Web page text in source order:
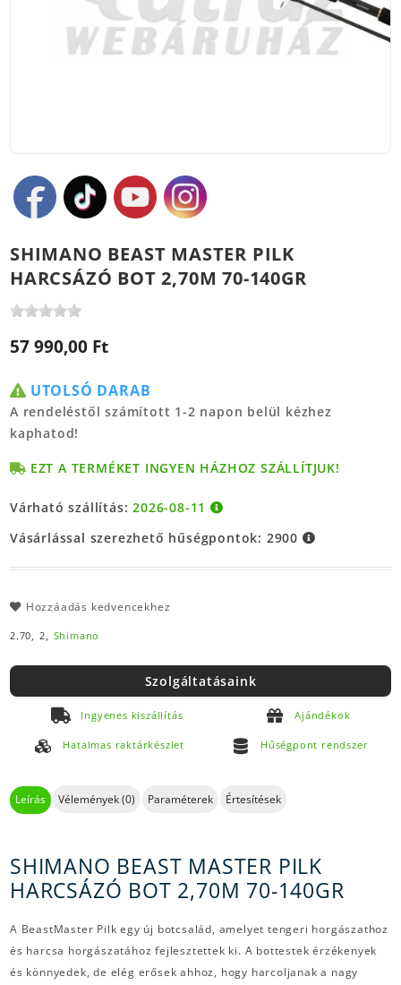
SHIMANO BEAST MASTER PILK
HARCSÁZÓ BOT 2,70M 70-140GR
57 990,00 Ft
UTOLSÓ DARAB
A rendeléstől számított 1-2 napon belül kézhez
kaphatod!
EZT A TERMÉKET INGYEN HÁZHOZ SZÁLLÍTJUK!
Várható szállítás:2026-08-11
Vásárlással szerezhető hűségpontok: 2900
Hozzáadás kedvencekhez
2.70, 2, Shimano
Szolgáltatásaink
Ingyenes kiszállítás Ajándékok
Hatalmas raktárkészlet Hűségpont rendszer
Leírás Vélemények (0) Paraméterek Értesítések
SHIMANO BEAST MASTER PILK
HARCSÁZÓ BOT 2,70M 70-140GR
A BeastMaster Pilk egy új botcsalád, amelyet tengeri horgászathoz
és harcsa horgászatához fejlesztettek ki. A bottestek érzékenyek
és könnyedek, de elég erősek ahhoz, hogy harcoljanak a nagy